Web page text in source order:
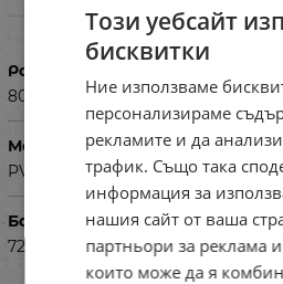
Размери в см
80 х 120
Материал
PVC
Баркод (ISBN, UPC, др.)
722441589
Този уебсайт
бисквитки
Ние използваме
персонализираме
рекламите и да
трафик. Също така
информация за
нашия сайт от ваша
партньори за реклама
които може да я